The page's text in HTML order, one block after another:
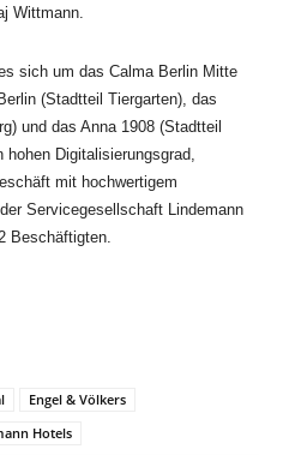
Wittmann.
sich um das Calma Berlin Mitte
(Stadtteil Tiergarten), das
und das Anna 1908 (Stadtteil
Digitalisierungsgrad,
mit hochwertigem
Servicegesellschaft Lindemann
Beschäftigten.
Engel & Völkers
Hotels